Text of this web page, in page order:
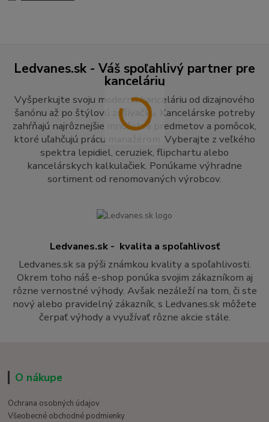
Ledvanes.sk - Váš spoľahlivý partner pre
kanceláriu
Vyšperkujte svoju modernú kanceláriu od dizajnového
šanónu až po štýlovú zošívačku. Kancelárske potreby
zahŕňajú najrôznejšie množstvá predmetov a pomôcok,
ktoré uľahčujú prácu manažérom. Vyberajte z veľkého
spektra lepidiel, ceruziek, flipchartu alebo
kancelárskych kalkulačiek. Ponúkame výhradne
sortiment od renomovaných výrobcov.
Ledvanes.sk - kvalita a spoľahlivosť
Ledvanes.sk sa pýši známkou kvality a spoľahlivosti.
Okrem toho náš e-shop ponúka svojim zákazníkom aj
rôzne vernostné výhody. Avšak nezáleží na tom, či ste
nový alebo pravidelný zákazník, s Ledvanes.sk môžete
čerpať výhody a využívať rôzne akcie stále.
O nákupe
Ochrana osobných údajov
Všeobecné obchodné podmienky